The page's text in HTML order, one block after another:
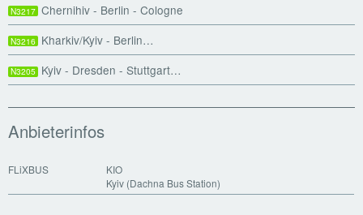
N3217 Chernihiv - Berlin - Cologne
N3216 Kharkiv/Kyiv - Berlin…
N3205 Kyiv - Dresden - Stuttgart…
Anbieterinfos
FLiXBUS
KIO
Kyiv (Dachna Bus Station)